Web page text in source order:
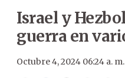
Israel y
guerra en
Octubre 4, 2024 06:24 a. m.